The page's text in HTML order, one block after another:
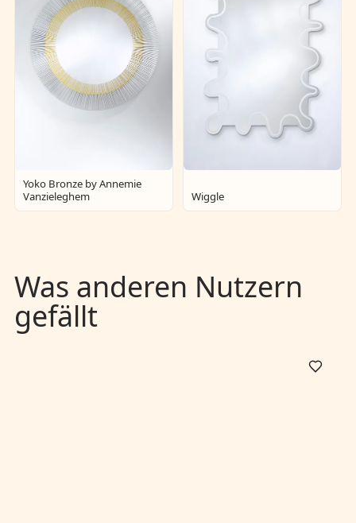
Yoko Bronze by Annemie
Vanzieleghem
Wiggle
Was anderen Nutzern
gefällt